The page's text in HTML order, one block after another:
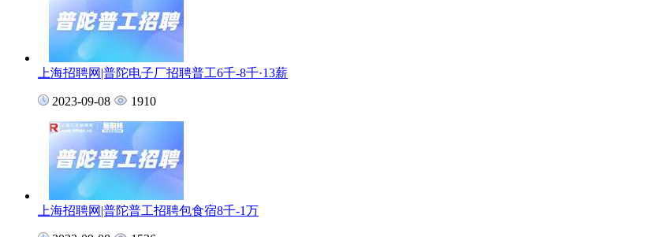
上海招聘网|普陀电子厂招聘普工6千-8千·13薪
2023-09-08 1910
上海招聘网|普陀普工招聘包食宿8千-1万